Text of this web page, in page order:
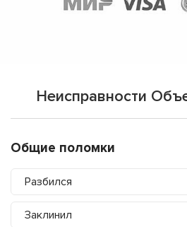
Неисправности
Общие поломки
Разбился
Заклинил